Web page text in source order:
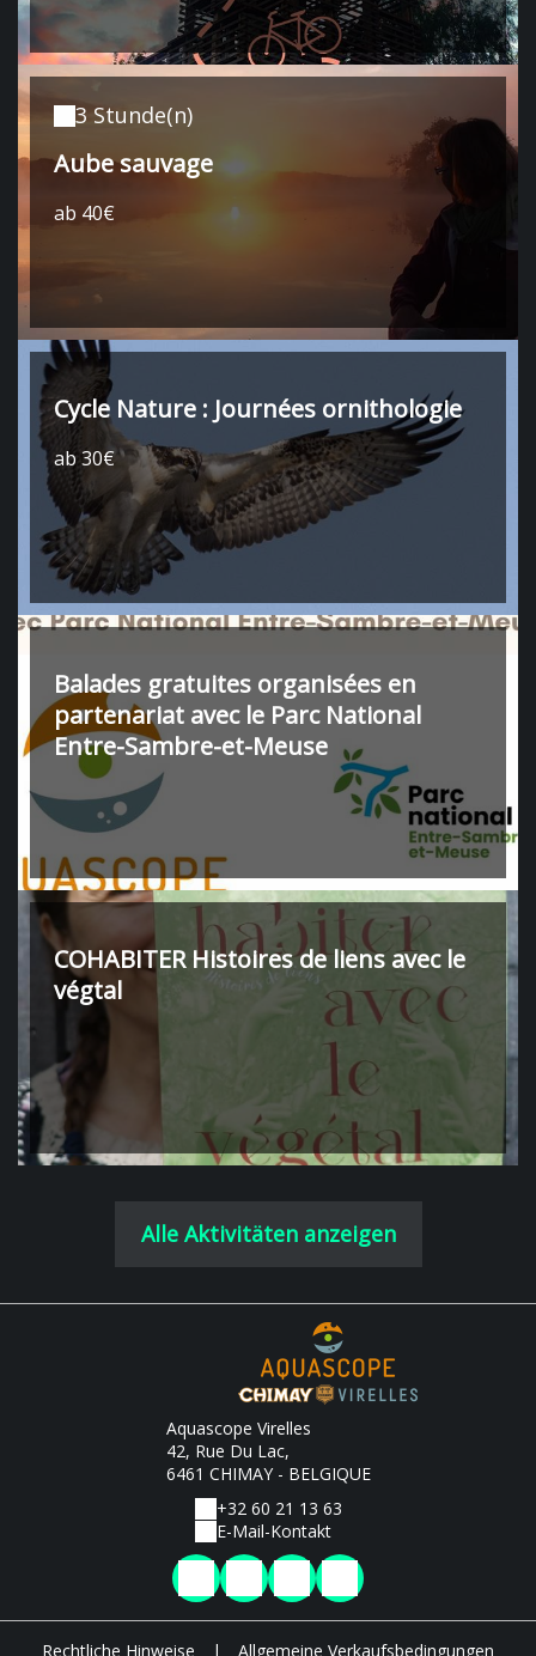
3 Stunde(n)
Aube sauvage
ab 40€
Cycle Nature : Journées ornithologie
ab 30€
Balades gratuites organisées en
partenariat avec le Parc National
Entre-Sambre-et-Meuse
COHABITER Histoires de liens avec le
végtal
Alle Aktivitäten anzeigen
Aquascope Virelles
42, Rue Du Lac,
6461 CHIMAY - BELGIQUE
+32 60 21 13 63
E-Mail-Kontakt
Rechtliche Hinweise | Allgemeine Verkaufsbedingungen